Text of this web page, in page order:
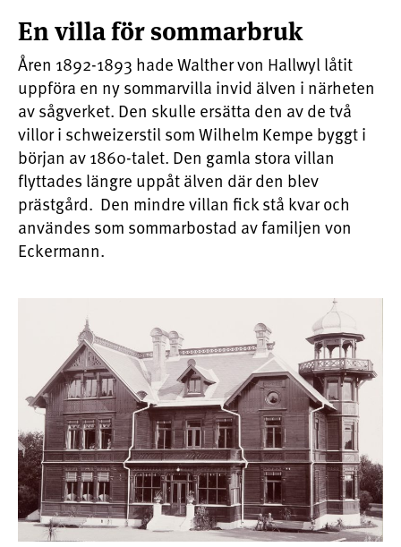
En villa för sommarbruk
Åren 1892-1893 hade Walther von Hallwyl låtit
uppföra en ny sommarvilla invid älven i närheten
av sågverket. Den skulle ersätta den av de två
villor i schweizerstil som Wilhelm Kempe byggt i
början av 1860-talet. Den gamla stora villan
flyttades längre uppåt älven där den blev
prästgård. Den mindre villan fick stå kvar och
användes som sommarbostad av familjen von
Eckermann.